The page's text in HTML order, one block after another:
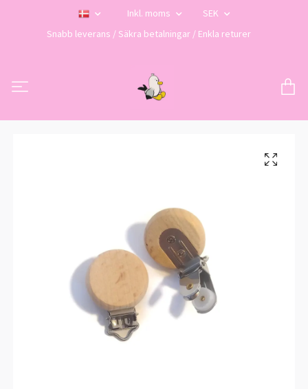
Inkl. moms
SEK
Snabb leverans / Säkra betalningar / Enkla returer